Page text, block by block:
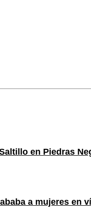
en Piedras
a mujeres en